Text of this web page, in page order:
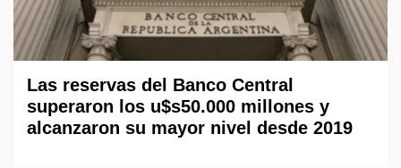
Las reservas del Banco Central
superaron los u$s50.000 millones y
alcanzaron su mayor nivel desde 2019